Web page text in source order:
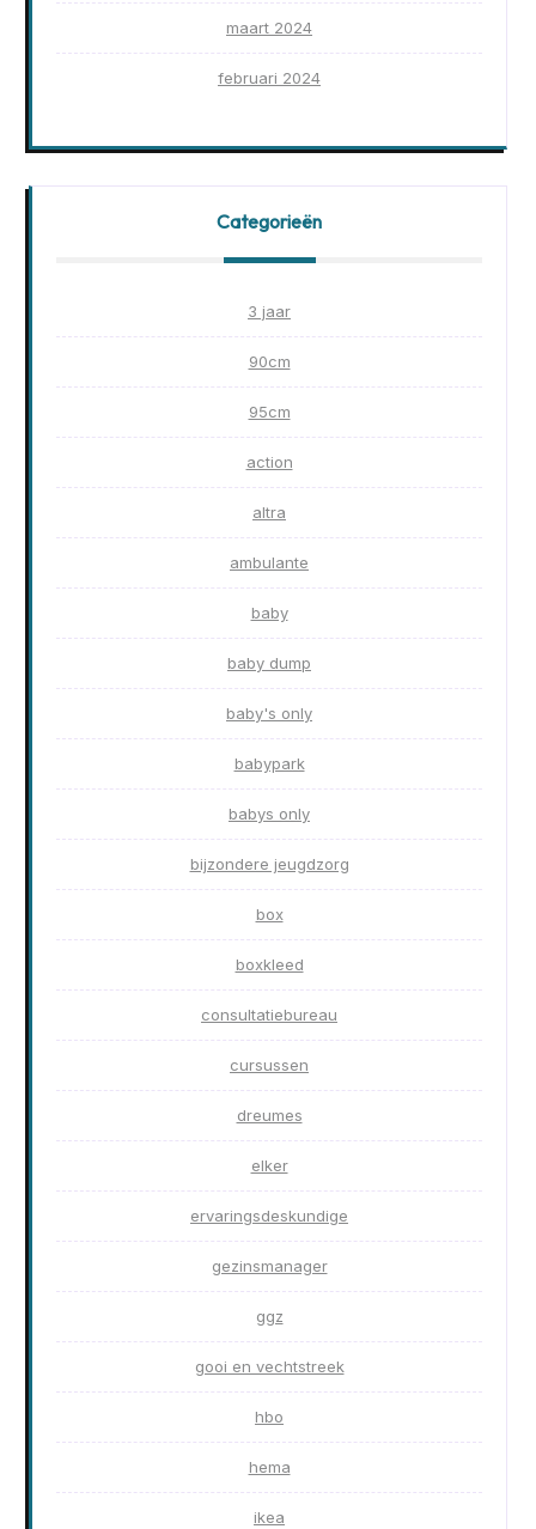
maart 2024
februari 2024
Categorieën
3 jaar
90cm
95cm
action
altra
ambulante
baby
baby dump
baby's only
babypark
babys only
bijzondere jeugdzorg
box
boxkleed
consultatiebureau
cursussen
dreumes
elker
ervaringsdeskundige
gezinsmanager
ggz
gooi en vechtstreek
hbo
hema
ikea